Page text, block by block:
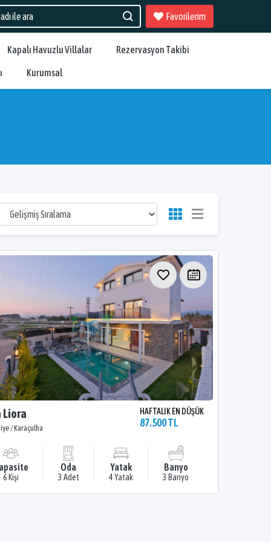
Favorilerim
Kapalı Havuzlu Villalar Rezervasyon Takibi
Kurumsal
/ Karaçulha
HAFTALIK EN DÜŞÜK
87.500 TL
6 Kişi
Oda
3 Adet
Yatak
4 Yatak
Banyo
3 Banyo